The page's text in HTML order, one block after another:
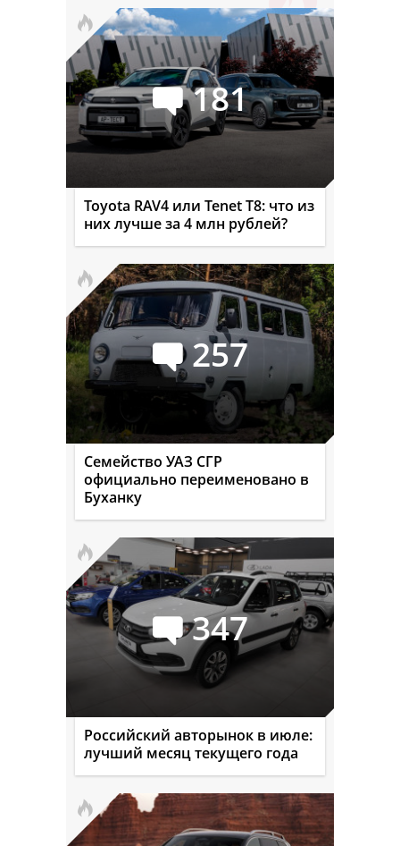
181
Toyota RAV4 или Tenet T8: что из
них лучше за 4 млн рублей?
257
Семейство УАЗ СГР
официально переименовано в
Буханку
347
Российский авторынок в июле:
лучший месяц текущего года